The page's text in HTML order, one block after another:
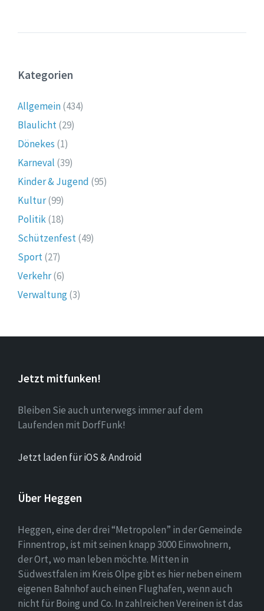
Kategorien
Allgemein(434)
Blaulicht(29)
Dönekes (1)
Karneval (39)
Kinder & Jugend (95)
Kultur(99)
Politik(18)
Schützenfest(49)
Sport(27)
Verkehr(6)
Verwaltung(3)
Jetzt mitfunken!
Bleiben Sie auch unterwegs immer auf dem
Laufenden mit DorfFunk!
Jetzt laden für iOS & Android
Über Heggen
Heggen, eine der drei “Metropolen” in der Gemeinde
Finnentrop, ist mit seinen knapp 3000 Einwohnern,
der Ort, wo man leben möchte. Mitten in
Südwestfalen im Kreis Olpe gibt es hier neben einem
eigenen Bahnhof auch einen Flughafen, wenn auch
nicht für Boing und Co. In zahlreichen Vereinen ist das